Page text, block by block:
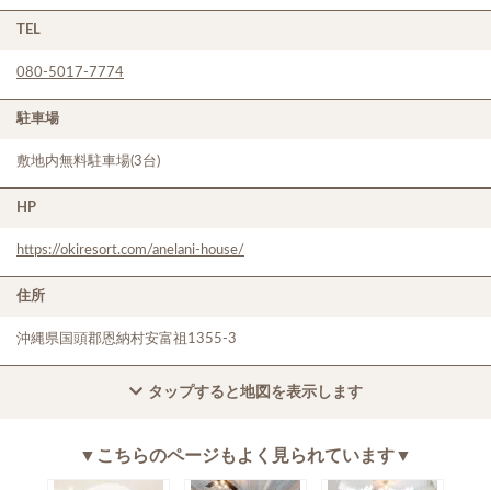
TEL
080-5017-7774
駐車場
敷地内無料駐車場(3台)
HP
https://okiresort.com/anelani-house/
住所
沖縄県国頭郡恩納村安富祖1355-3
タップすると地図を表示します
Now Loading...
▼こちらのページもよく見られています▼